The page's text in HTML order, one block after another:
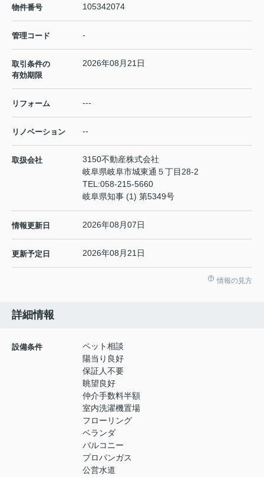
物件番号 105342074
管理コード -
取引条件の
有効期限
2026年08月21日
リフォーム ---
リノベーション --
取扱会社
3150不動産株式会社
岐阜県岐阜市城東通５丁目28-2
TEL:058-215-5660
岐阜県知事 (1) 第5349号
情報更新日 2026年08月07日
更新予定日 2026年08月21日
情報の見方
詳細情報
設備条件
ペット相談
陽当り良好
保証人不要
眺望良好
仲介手数料半額
室内洗濯機置場
フローリング
ベランダ
バルコニー
プロパンガス
公営水道